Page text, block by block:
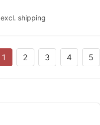
excl. shipping
1 2 3 4 5